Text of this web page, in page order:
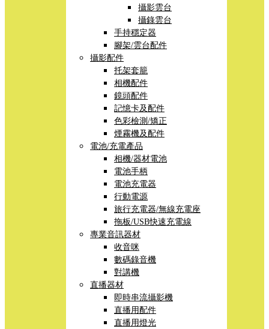
攝影雲台
攝錄雲台
手持穩定器
腳架/雲台配件
攝影配件
托架套籠
相機配件
鏡頭配件
記憶卡及配件
色彩檢測/矯正
煙霧機及配件
電池/充電產品
相機/器材電池
電池手柄
電池充電器
行動電源
旅行充電器/無線充電座
拖板/USB快速充電線
專業音訊器材
收音咪
數碼錄音機
對講機
直播器材
即時串流攝影機
直播用配件
直播用燈光